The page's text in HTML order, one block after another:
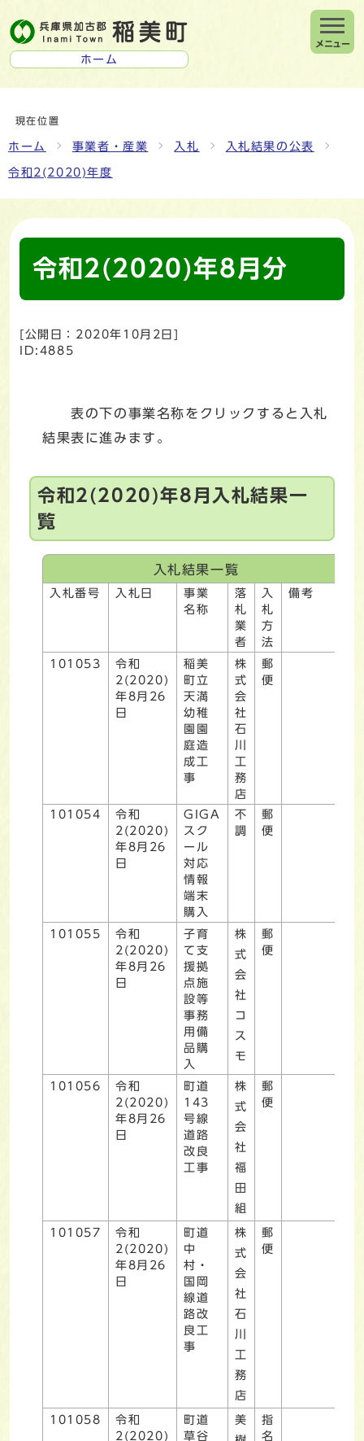
ホーム
メニュー
現在位置
ホーム 事業者・産業 入札 入札結果の公表
令和2(2020)年度
令和2(2020)年8月分
[公開日： 2020年10月2日 ]
ID:4885
表の下の事業名称をクリックすると入札
結果表に進みます。
令和2(2020)年8月入札結果一
覧
入札結果一覧
入札番号 入札日
事業
名称
落
札
業
者
入
札
方
法
備考
101053
令和
2(2020)
年8月26
日
稲美
町立
天満
幼稚
園園
庭造
成工
事
株
式
会
社
石
川
工
務
店
郵
便
101054
令和
2(2020)
年8月26
日
GIGA
スク
ール
対応
情報
端末
購入
不
調
郵
便
101055
令和
2(2020)
年8月26
日
子育
て支
援拠
点施
設等
事務
用備
品購
入
株
式
会
社
コ
ス
モ
郵
便
101056
令和
2(2020)
年8月26
日
町道
143
号線
道路
改良
工事
株
式
会
社
福
田
組
郵
便
101057
令和
2(2020)
年8月26
日
町道
中
村・
国岡
線道
路改
良工
事
株
式
会
社
石
川
工
務
店
郵
便
101058
令和
2(2020)
町道
草谷
美
指
名